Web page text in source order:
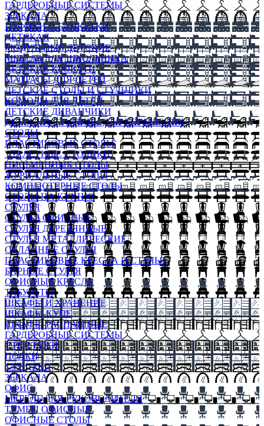
ГАРДЕРОБНЫЕ СИСТЕМЫ
ЗЕРКАЛА
ПУФИКИ И БАНКЕТКИ
ДЕТСКАЯ
МОДУЛЬНЫЕ ДЕТСКИЕ
МЕБЕЛЬ ДЛЯ ШКОЛЬНИКА
ДЕТСКИЕ КРОВАТИ
МАТРАСЫ ДЛЯ ДЕТЕЙ
ДЕТСКИЕ СТОЛЫ И СТУЛЬЧИКИ
КОМОДЫ ДЛЯ ДЕТЕЙ
ДЕТСКИЕ ДИВАНЧИКИ
ДЕТСКИЙ СТУЛЬЧИК ДЛЯ КОРМЛЕНИЯ
СТОЛЫ
ПЛАСТИКОВЫЕ СТОЛЫ
ТУАЛЕТНЫЕ СТОЛИКИ
ПИСЬМЕННЫЕ СТОЛЫ
ЖУРНАЛЬНЫЕ СТОЛЫ
КОМПЬЮТЕРНЫЕ СТОЛЫ
СТОЛЫ НА КУХНЮ
СТУЛЬЯ
СТУЛЬЯ ОФИСНЫЕ
СТУЛЬЯ ДЕРЕВЯННЫЕ
СТУЛЬЯ МЕТАЛЛИЧЕСКИЕ
СКЛАДНЫЕ СТУЛЬЯ
ПЛАСТИКОВЫЕ КРЕСЛА И СТУЛЬЯ
БАРНЫЕ СТУЛЬЯ
ОФИСНЫЕ КРЕСЛА
ТАБУРЕТЫ
ШКАФЫ И ХРАНЕНИЕ
ШКАФЫ-КУПЕ
ШКАФЫ-РАСПАШНЫЕ
ГАРДЕРОБНЫЕ СИСТЕМЫ
СТЕЛЛАЖИ
ПОЛКИ
СУНДУКИ
ЗЕРКАЛА
ОФИС
МЕБЕЛЬ ДЛЯ РУКОВОДИТЕЛЯ
ТУМБЫ ОФИСНЫЕ
ОФИСНЫЕ СТОЛЫ